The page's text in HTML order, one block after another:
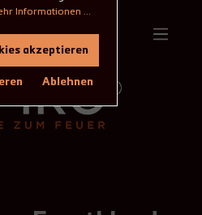
Informationen ...
Ablehnen
akzeptieren